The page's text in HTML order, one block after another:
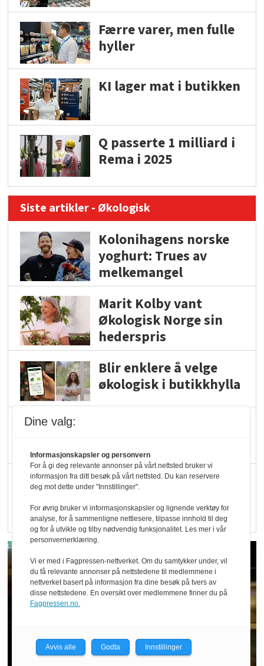
Færre varer, men fulle
hyller
KI lager mat i butikken
Q passerte 1 milliard i
Rema i 2025
Siste artikler - Økologisk
Kolonihagens norske
yoghurt: Trues av
melkemangel
Marit Kolby vant
Økologisk Norge sin
hederspris
Blir enklere å velge
økologisk i butikkhylla
Rapport: Økokundene
det?
Dine valg:
Informasjonskapsler og personvern
For å gi deg relevante annonser på vårt nettsted bruker vi
informasjon fra ditt besøk på vårt nettsted. Du kan reservere
deg mot dette under "Innstillinger".
For øvrig bruker vi informasjonskapsler og lignende verktøy for
analyse, for å sammenligne nettlesere, tilpasse innhold til deg
og for å utvikle og tilby nødvendig funksjonalitet. Les mer i vår
personvernerklæring.
Vi er med i Fagpressen-nettverket. Om du samtykker under, vil
du få relevante annonser på nettstedene til medlemmene i
nettverket basert på informasjon fra dine besøk på tvers av
disse nettstedene. En oversikt over medlemmene finner du på
Fagpressen.no.
Avvis alle Godta Innstillinger